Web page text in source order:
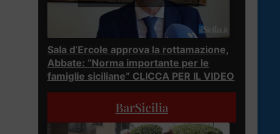
Sala d’Ercole approva la rottamazione,
Abbate: “Norma importante per le
famiglie siciliane” CLICCA PER IL VIDEO
BarSicilia